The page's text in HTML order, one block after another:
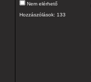
Nem elérhető
Hozzászólások: 133